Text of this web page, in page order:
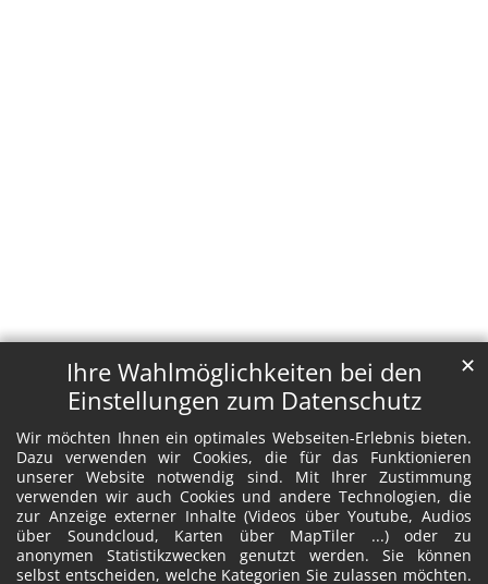
Ihre Wahlmöglichkeiten bei den
Einstellungen zum Datenschutz
Wir möchten Ihnen ein optimales Webseiten-Erlebnis bieten.
Dazu verwenden wir Cookies, die für das Funktionieren
unserer Website notwendig sind. Mit Ihrer Zustimmung
verwenden wir auch Cookies und andere Technologien, die
zur Anzeige externer Inhalte (Videos über Youtube, Audios
über Soundcloud, Karten über MapTiler ...) oder zu
anonymen Statistikzwecken genutzt werden. Sie können
selbst entscheiden, welche Kategorien Sie zulassen möchten.
✕